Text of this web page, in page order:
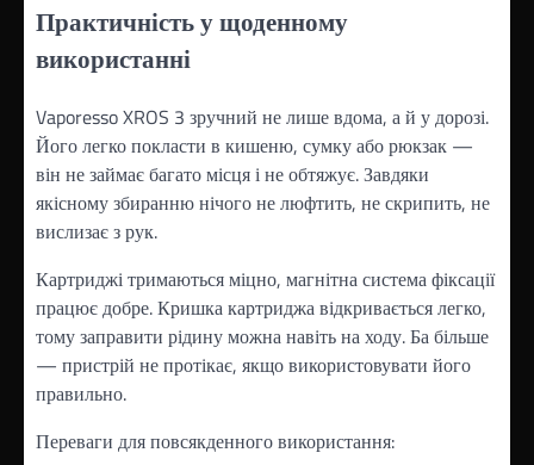
Практичність у щоденному
використанні
Vaporesso XROS 3 зручний не лише вдома, а й у дорозі.
Його легко покласти в кишеню, сумку або рюкзак —
він не займає багато місця і не обтяжує. Завдяки
якісному збиранню нічого не люфтить, не скрипить, не
вислизає з рук.
Картриджі тримаються міцно, магнітна система фіксації
працює добре. Кришка картриджа відкривається легко,
тому заправити рідину можна навіть на ходу. Ба більше
— пристрій не протікає, якщо використовувати його
правильно.
Переваги для повсякденного використання: